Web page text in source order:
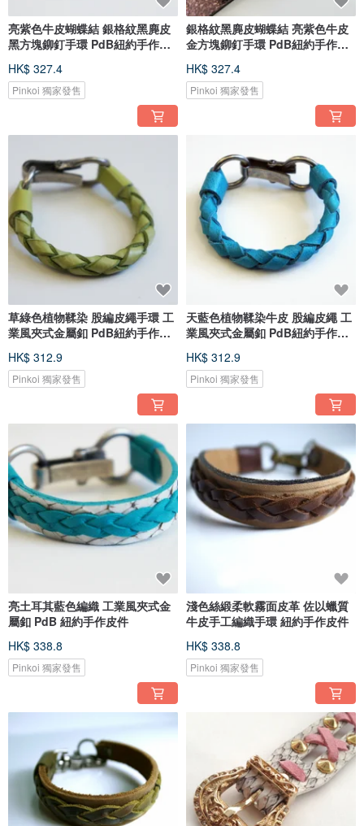
亮紫色牛皮蝴蝶結 銀格紋黑麂皮
黑方塊鉚釘手環 PdB紐約手作皮
HK$ 327.4
Pinkoi 獨家發售
銀格紋黑麂皮蝴蝶結 亮紫色牛皮
金方塊鉚釘手環 PdB紐約手作皮
HK$ 327.4
Pinkoi 獨家發售
草綠色植物鞣染 股編皮繩手環 工
業風夾式金屬釦 PdB紐約手作皮
HK$ 312.9
Pinkoi 獨家發售
天藍色植物鞣染牛皮 股編皮繩 工
業風夾式金屬釦 PdB紐約手作皮
HK$ 312.9
Pinkoi 獨家發售
亮土耳其藍色編織 工業風夾式金
屬釦 PdB 紐約手作皮件
HK$ 338.8
Pinkoi 獨家發售
淺色絲緞柔軟霧面皮革 佐以蠟質
牛皮手工編織手環 紐約手作皮件
HK$ 338.8
Pinkoi 獨家發售